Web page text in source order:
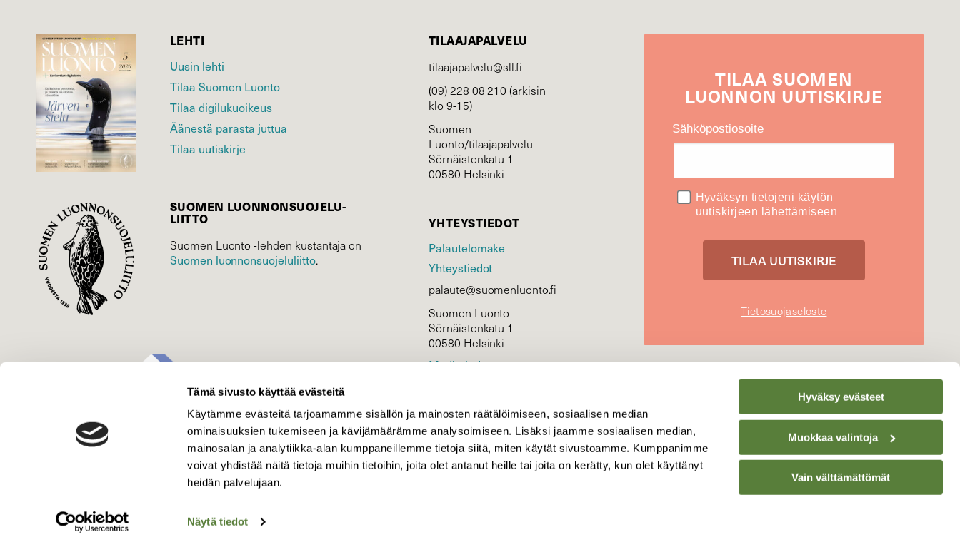
Tämä sivusto käyttää evästeitä
Käytämme evästeitä tarjoamamme sisällön ja mainosten räätälöimiseen, sosiaalisen median
ominaisuuksien tukemiseen ja kävijämäärämme analysoimiseen. Lisäksi jaamme sosiaalisen median,
mainosalan ja analytiikka-alan kumppaneillemme tietoja siitä, miten käytät sivustoamme. Kumppanimme
voivat yhdistää näitä tietoja muihin tietoihin, joita olet antanut heille tai joita on kerätty, kun olet käyttänyt
heidän palvelujaan.
Näytä tiedot
Hyväksy evästeet
Muokkaa valintoja
Vain välttämättömät
LEHTI
Uusin lehti
Tilaa Suomen Luonto
Tilaa digilukuoikeus
Äänestä parasta juttua
Tilaa uutiskirje
SUOMEN LUONNON­SUOJELU­
LIITTO
Suomen Luonto -lehden kustantaja on
Suomen luonnonsuojelu­liitto.
TILAAJAPALVELU
tilaajapalvelu@sll.fi
(09) 228 08 210 (arkisin
klo 9-15)
Suomen
Luonto/tilaajapalvelu
Sörnäistenkatu 1
00580 Helsinki
YHTEYSTIEDOT
Palautelomake
Yhteystiedot
palaute@suomenluonto.fi
Suomen Luonto
Sörnäistenkatu 1
00580 Helsinki
Mediatiedot
KIRJAUDU
TILAASUOMEN
LUONNON UUTIS­KIRJE
Sähköpostiosoite
Hyväksyn tietojeni käytön
uutiskirjeen lähettämiseen
Tietosuojaseloste